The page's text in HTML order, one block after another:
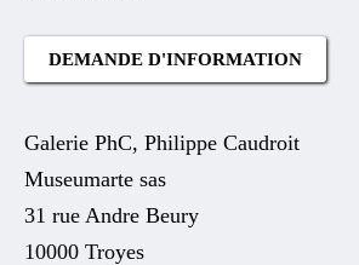
DEMANDE D'INFORMATION
Galerie PhC, Philippe Caudroit
Museumarte sas
31 rue Andre Beury
10000 Troyes